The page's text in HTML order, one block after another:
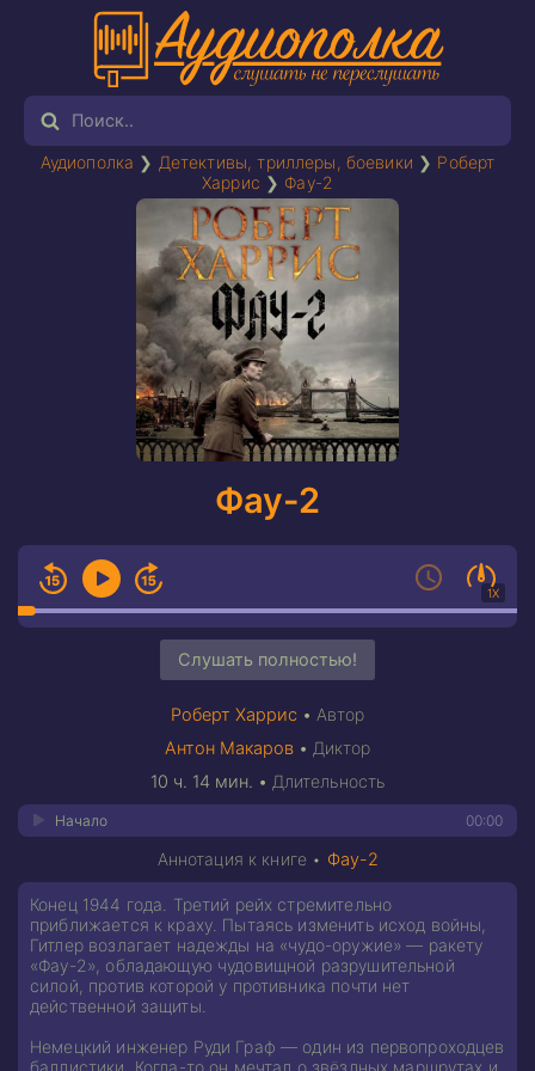
Аудиополка ❯ Детективы, триллеры, боевики ❯ Роберт
Харрис ❯ Фау-2
Фау-2
1X
Слушать полностью!
Роберт Харрис • Автор
Антон Макаров • Диктор
10 ч. 14 мин. • Длительность
00:00
Начало
Аннотация к книге • Фау-2
Конец 1944 года. Третий рейх стремительно
приближается к краху. Пытаясь изменить исход войны,
Гитлер возлагает надежды на «чудо-оружие» — ракету
«Фау-2», обладающую чудовищной разрушительной
силой, против которой у противника почти нет
действенной защиты.
Немецкий инженер Руди Граф — один из первопроходцев
баллистики. Когда-то он мечтал о звёздных маршрутах и